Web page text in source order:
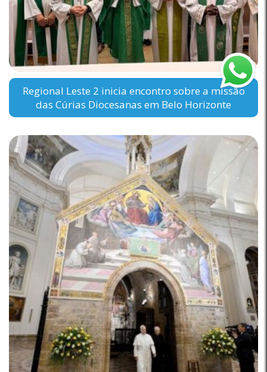
Regional Leste 2 inicia encontro sobre a missão
das Cúrias Diocesanas em Belo Horizonte